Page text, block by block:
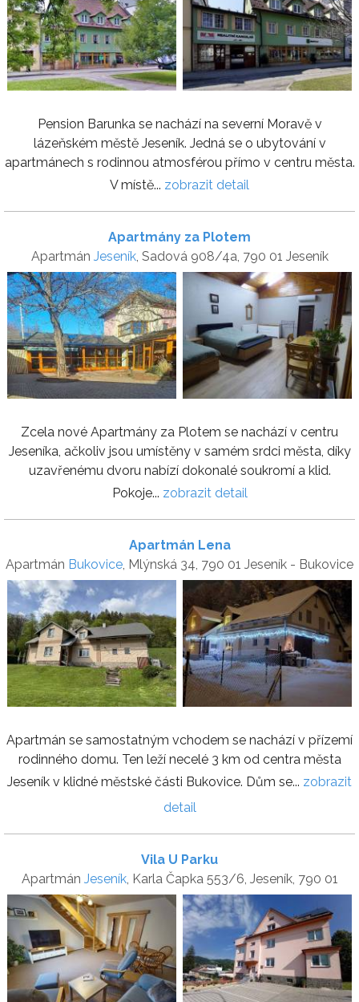
Pension Barunka se nachází na severní Moravě v
lázeňském městě Jeseník. Jedná se o ubytování v
apartmánech s rodinnou atmosférou přímo v centru města.
V místě... zobrazit detail
Apartmány za Plotem
Apartmán Jeseník, Sadová 908/4a, 790 01 Jeseník
Zcela nové Apartmány za Plotem se nachází v centru
Jeseníka, ačkoliv jsou umístěny v samém srdci města, díky
uzavřenému dvoru nabízí dokonalé soukromí a klid.
Pokoje... zobrazit detail
Apartmán Lena
Apartmán Bukovice, Mlýnská 34, 790 01 Jeseník - Bukovice
Apartmán se samostatným vchodem se nachází v přízemí
rodinného domu. Ten leží necelé 3 km od centra města
Jeseník v klidné městské části Bukovice. Dům se... zobrazit
detail
Vila U Parku
Apartmán Jeseník, Karla Čapka 553/6, Jeseník, 790 01